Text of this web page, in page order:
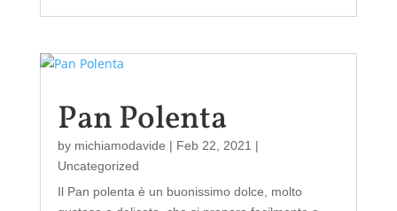
Pan Polenta
by michiamodavide | Feb 22, 2021 |
Uncategorized
Il Pan polenta è un buonissimo dolce, molto